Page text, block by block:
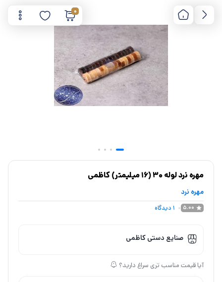
0
مهره نرد لوله 30 (16 میلیمتر) کاظمی
مهره نرد
5.00
1 دیدگاه
صنایع دستی کاظمی
آیا قیمت مناسب تری سراغ دارید؟